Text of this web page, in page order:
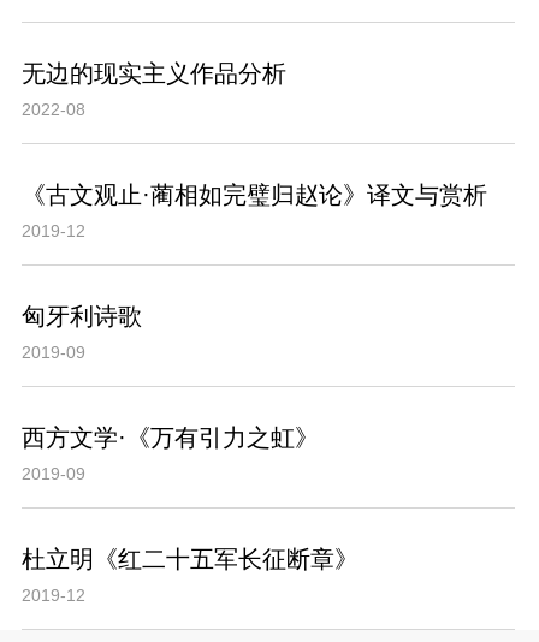
无边的现实主义作品分析
2022-08
《古文观止·蔺相如完璧归赵论》译文与赏析
2019-12
匈牙利诗歌
2019-09
西方文学·《万有引力之虹》
2019-09
杜立明《红二十五军长征断章》
2019-12